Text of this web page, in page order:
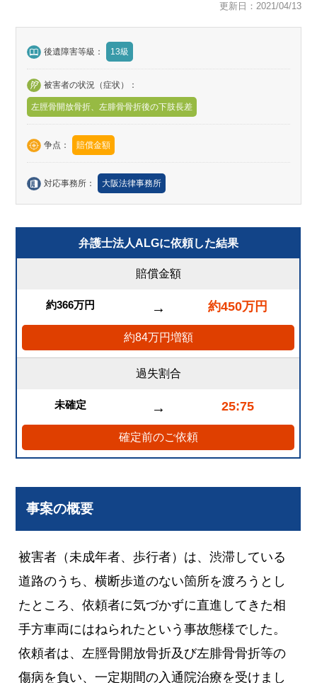
更新日：2021/04/13
後遺障害等級： 13級
被害者の状況（症状）：
左脛骨開放骨折、左腓骨骨折後の下肢長差
争点： 賠償金額
対応事務所： 大阪法律事務所
弁護士法人ALGに依頼した結果
賠償金額
約366万円 → 約450万円
約84万円増額
過失割合
未確定 → 25:75
確定前のご依頼
事案の概要
被害者（未成年者、歩行者）は、渋滞している
道路のうち、横断歩道のない箇所を渡ろうとし
たところ、依頼者に気づかずに直進してきた相
手方車両にはねられたという事故態様でした。
依頼者は、左脛骨開放骨折及び左腓骨骨折等の
傷病を負い、一定期間の入通院治療を受けまし